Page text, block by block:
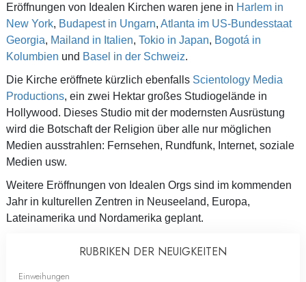
Eröffnungen von Idealen Kirchen waren jene in Harlem in
New York, Budapest in Ungarn, Atlanta im US-Bundesstaat
Georgia, Mailand in Italien, Tokio in Japan, Bogotá in
Kolumbien und Basel in der Schweiz.
Die Kirche eröffnete kürzlich ebenfalls Scientology Media
Productions, ein zwei Hektar großes Studiogelände in
Hollywood. Dieses Studio mit der modernsten Ausrüstung
wird die Botschaft der Religion über alle nur möglichen
Medien ausstrahlen: Fernsehen, Rundfunk, Internet, soziale
Medien usw.
Weitere Eröffnungen von Idealen Orgs sind im kommenden
Jahr in kulturellen Zentren in Neuseeland, Europa,
Lateinamerika und Nordamerika geplant.
RUBRIKEN DER NEUIGKEITEN
Einweihungen